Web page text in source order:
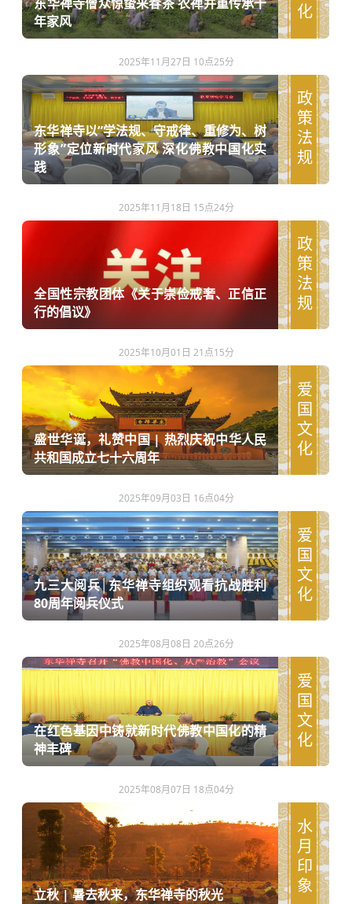
年家风
2025年11月27日 10点25分
东华禅寺以“学法规、守戒律、重修为、树
形象”定位新时代家风 深化佛教中国化实
践
政策法规
2025年11月18日 15点24分
全国性宗教团体《关于崇俭戒奢、正信正
行的倡议》
政策法规
2025年10月01日 21点15分
盛世华诞，礼赞中国 | 热烈庆祝中华人民
共和国成立七十六周年
爱国文化
2025年09月03日 16点04分
九三大阅兵│东华禅寺组织观看抗战胜利
80周年阅兵仪式
爱国文化
2025年08月08日 20点26分
在红色基因中铸就新时代佛教中国化的精
神丰碑
爱国文化
2025年08月07日 18点04分
立秋 | 暑去秋来，东华禅寺的秋光 水月印象